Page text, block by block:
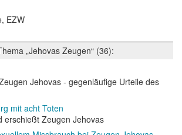
EZW
„Jehovas Zeugen“ (36):
Jehovas - gegenläufige Urteile des
mit acht Toten
erschießt Zeugen Jehovas